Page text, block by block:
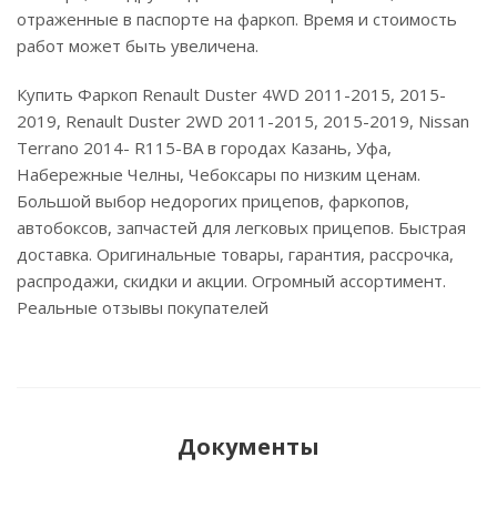
отраженные в паспорте на фаркоп. Время и стоимость
работ может быть увеличена.
Купить Фаркоп Renault Duster 4WD 2011-2015, 2015-
2019, Renault Duster 2WD 2011-2015, 2015-2019, Nissan
Terrano 2014- R115-BA в городах Казань, Уфа,
Набережные Челны, Чебоксары по низким ценам.
Большой выбор недорогих прицепов, фаркопов,
автобоксов, запчастей для легковых прицепов. Быстрая
доставка. Оригинальные товары, гарантия, рассрочка,
распродажи, скидки и акции. Огромный ассортимент.
Реальные отзывы покупателей
Документы